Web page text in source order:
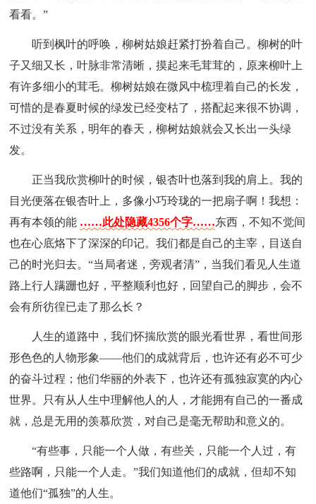
看看。”
听到枫叶的呼唤，柳树姑娘赶紧打扮着自己。柳树的叶
子又细又长，叶脉非常清晰，摸起来毛茸茸的，原来柳叶上
有许多细小的茸毛。柳树姑娘在微风中梳理着自己的长发，
可惜的是春夏时候的绿发已经变枯了，搭配起来很不协调，
不过没有关系，明年的春天，柳树姑娘就会又长出一头绿
发。
正当我欣赏柳叶的时候，银杏叶也落到我的肩上。我的
目光便落在银杏叶上，多像小巧玲珑的一把扇子啊！我想：
再有本领的能 ……此处隐藏4356个字……东西，不知不觉间
也在心底烙下了深深的印记。我们都是自己的主宰，目送自
己的时光归去。“当局者迷，旁观者清”，当我们看见人生道
路上行人蹒跚也好，平整顺利也好，回望自己的脚步，会不
会有所彷徨已走了那么长？
人生的道路中，我们怀揣欣赏的眼光看世界，看世间形
形色色的人物形象——他们的成就背后，也许还有必不可少
的奋斗过程；他们华丽的外表下，也许还有孤独寂寞的内心
世界。只有从人生中理解他人的人，才能拥有自己的一番成
就，总是无用的羡慕欣赏，对自己是毫无帮助和意义的。
“有些事，只能一个人做，有些关，只能一个人过，有
些路啊，只能一个人走。”我们知道他们的成就，但却不知
道他们“孤独”的人生。